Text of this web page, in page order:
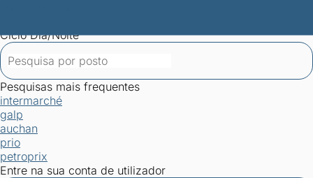
Ciclo Dia/Noite
Pesquisas mais frequentes
intermarché
galp
auchan
prio
petroprix
Entre na sua conta de utilizador